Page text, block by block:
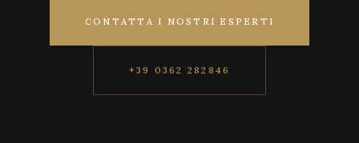
CONTATTA I NOSTRI ESPERTI
+39 0362 282846